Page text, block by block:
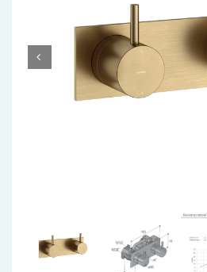
Klimaatbeheersing
Tegels